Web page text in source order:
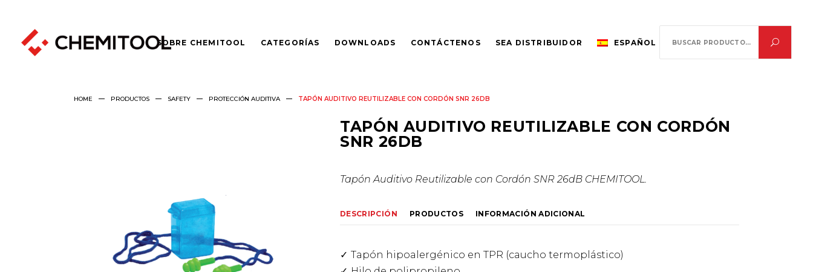
SOBRE CHEMITOOL CATEGORÍAS DOWNLOADS CONTÁCTENOS SEA DISTRIBUIDOR ESPAÑOL
HOME PRODUCTOS SAFETY PROTECCIÓN AUDITIVA TAPÓN AUDITIVO REUTILIZABLE CON CORDÓN SNR 26DB
TAPÓN AUDITIVO REUTILIZABLE CON CORDÓN
SNR 26DB
Tapón Auditivo Reutilizable con Cordón SNR 26dB CHEMITOOL.
DESCRIPCIÓN INFORMACIÓN ADICIONAL
PRODUCTOS
Tapón hipoalergénico en TPR (caucho termoplástico)